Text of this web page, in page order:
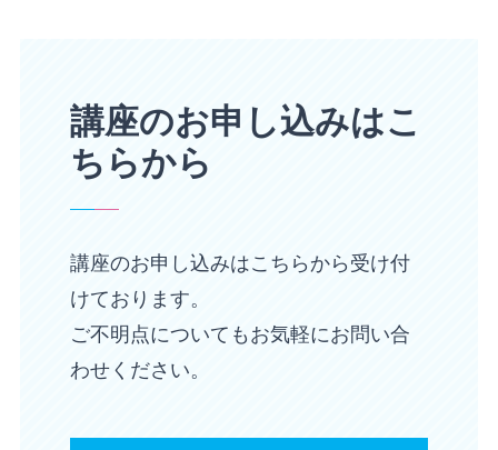
講座のお申し込みはこ
ちらから
講座のお申し込みはこちらから受け付
けております。
ご不明点についてもお気軽にお問い合
わせください。